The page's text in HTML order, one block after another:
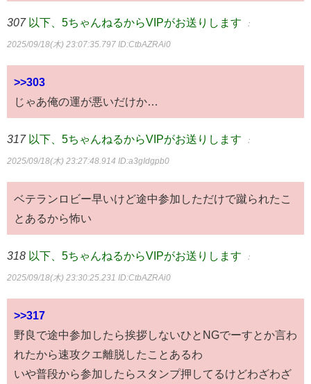
307 以下、5ちゃんねるからVIPがお送りします ：
2025/09/18(木) 23:07:35.797 ID:CtbAZRAi0
>>303
じゃあ俺の運が悪いだけか…
317 以下、5ちゃんねるからVIPがお送りします ：
2025/09/18(木) 23:27:48.914 ID:a3gIdgpb0
ベテランロビー早いけど途中参加しただけで蹴られたこ
とあるから怖い
318 以下、5ちゃんねるからVIPがお送りします ：
2025/09/18(木) 23:30:25.231 ID:CtbAZRAi0
>>317
野良で途中参加したら挨拶しないひとNGでーすとか言わ
れたから速攻クエ離脱したことあるわ
いや普段から参加したらスタンプ押してるけどわざわざ